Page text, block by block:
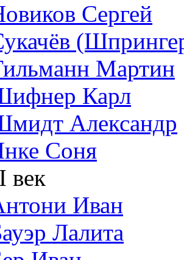
Сергей
Мартин
Карл
Александр
Соня
век
Иван
Лалита